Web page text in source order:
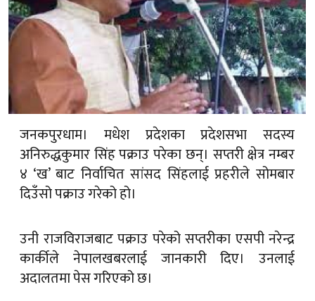
जनकपुरधाम। मधेश प्रदेशका प्रदेशसभा सदस्य
अनिरुद्धकुमार सिंह पक्राउ परेका छन्। सप्तरी क्षेत्र नम्बर
४ ‘ख’ बाट निर्वाचित सांसद सिंहलाई प्रहरीले सोमबार
दिउँसो पक्राउ गरेको हो।
उनी राजविराजबाट पक्राउ परेको सप्तरीका एसपी नरेन्द्र
कार्कीले नेपालखबरलाई जानकारी दिए। उनलाई
अदालतमा पेस गरिएको छ।